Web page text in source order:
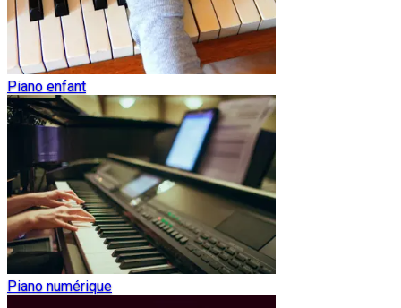
Piano enfant
Piano numérique